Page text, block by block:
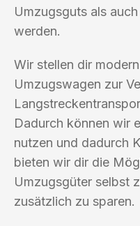
Umzugsguts als
werden.
Wir stellen dir
Umzugswagen zur
Dadurch können wir
nutzen und dadurch
bieten wir dir die
Umzugsgüter selbst
zusätzlich zu sparen.